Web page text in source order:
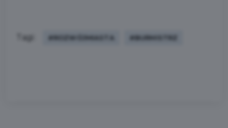
Tagi: #ROZWÓJMIASTA #BURMISTRZ